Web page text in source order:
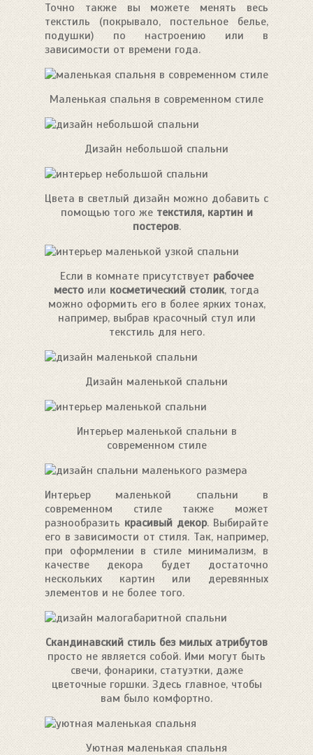
Точно также вы можете менять весь
текстиль (покрывало, постельное белье,
подушки) по настроению или в
зависимости от времени года.
Маленькая спальня в современном стиле
Дизайн небольшой спальни
Цвета в светлый дизайн можно добавить с
помощью того же текстиля, картин и
постеров.
Если в комнате присутствуетрабочее
местоили косметический столик, тогда
можно оформить его в более ярких тонах,
например, выбрав красочный стул или
текстиль для него.
Дизайн маленькой спальни
Интерьер маленькой спальни в
современном стиле
Интерьер маленькой спальни в
современном стиле также может
разнообразить красивый декор. Выбирайте
его в зависимости от стиля. Так, например,
при оформлении в стиле минимализм, в
качестве декора будет достаточно
нескольких картин или деревянных
элементов и не более того.
Скандинавский стиль без милых атрибутов
просто не является собой. Ими могут быть
свечи, фонарики, статуэтки, даже
цветочные горшки. Здесь главное, чтобы
вам было комфортно.
Уютная маленькая спальня